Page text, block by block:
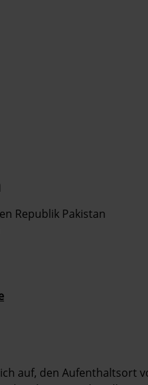
Republik Pakistan
auf, den Aufenthaltsort